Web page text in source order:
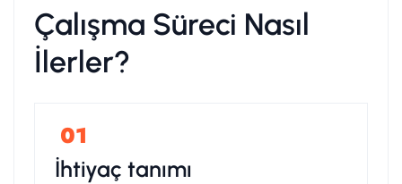
Çalışma Süreci Nasıl
İlerler?
İhtiyaç tanımı